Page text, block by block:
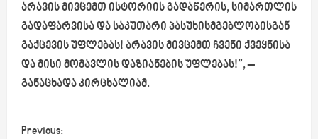
არავის მივცემთ ისტორიის გადაწერის, სიმართლის
გადაფარვისა და საკუთარი პასუხისმგებლობისგან
გაქცევის უფლებას! არავის მივცემთ ჩვენი ქვეყნისა
და მისი მომავლის დაზიანების უფლებას!”, –
განაცხადა კირცხალიამ.
P
Previous: